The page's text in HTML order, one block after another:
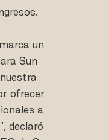
un
Sun
ofrecer
a
declaró